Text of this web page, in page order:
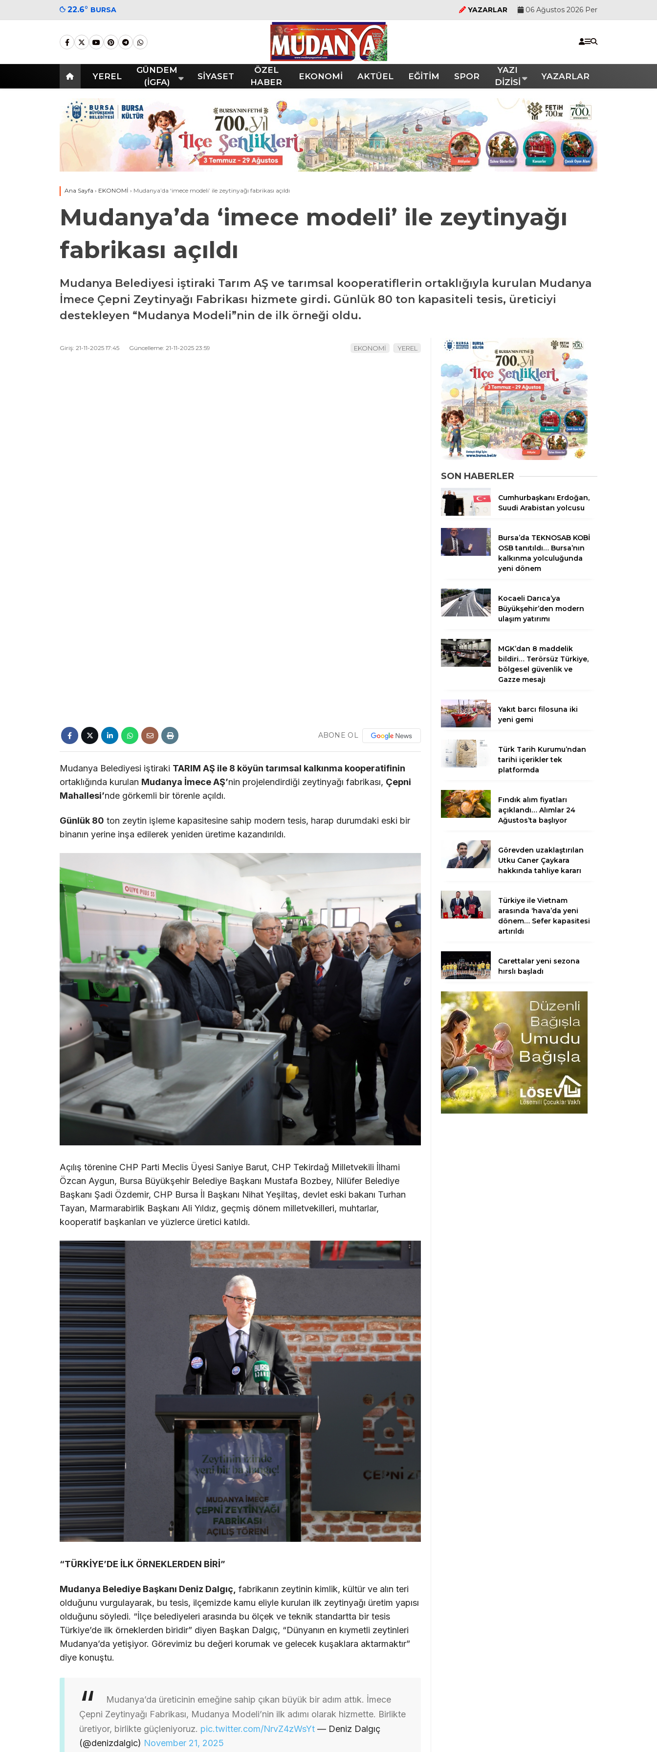
22.6° BURSA YAZARLAR 06 Ağustos 2026 Per
YEREL
GÜNDEM
(İGFA)
SİYASET
ÖZEL
HABER
EKONOMİ AKTÜEL EĞİTİM SPOR
YAZI
DİZİSİ
YAZARLAR
Ana Sayfa › EKONOMİ › Mudanya’da ‘imece modeli’ ile zeytinyağı fabrikası açıldı
Mudanya’da ‘imece modeli’ ile zeytinyağı
fabrikası açıldı
Mudanya Belediyesi iştiraki Tarım AŞ ve tarımsal kooperatiflerin ortaklığıyla kurulan Mudanya
İmece Çepni Zeytinyağı Fabrikası hizmete girdi. Günlük 80 ton kapasiteli tesis, üreticiyi
destekleyen “Mudanya Modeli”nin de ilk örneği oldu.
Giriş: 21-11-2025 17:45 Güncelleme: 21-11-2025 23:59 EKONOMİ YEREL
ABONE OL
Mudanya Belediyesi iştiraki TARIM AŞ ile 8 köyün tarımsal kalkınma kooperatifinin
ortaklığında kurulan Mudanya İmece AŞ’nin projelendirdiği zeytinyağı fabrikası, Çepni
Mahallesi’nde görkemli bir törenle açıldı.
Günlük 80 ton zeytin işleme kapasitesine sahip modern tesis, harap durumdaki eski bir
binanın yerine inşa edilerek yeniden üretime kazandırıldı.
Açılış törenine CHP Parti Meclis Üyesi Saniye Barut, CHP Tekirdağ Milletvekili İlhami
Özcan Aygun, Bursa Büyükşehir Belediye Başkanı Mustafa Bozbey, Nilüfer Belediye
Başkanı Şadi Özdemir, CHP Bursa İl Başkanı Nihat Yeşiltaş, devlet eski bakanı Turhan
Tayan, Marmarabirlik Başkanı Ali Yıldız, geçmiş dönem milletvekilleri, muhtarlar,
kooperatif başkanları ve yüzlerce üretici katıldı.
“TÜRKİYE’DE İLK ÖRNEKLERDEN BİRİ”
Mudanya Belediye Başkanı Deniz Dalgıç, fabrikanın zeytinin kimlik, kültür ve alın teri
olduğunu vurgulayarak, bu tesis, ilçemizde kamu eliyle kurulan ilk zeytinyağı üretim yapısı
olduğunu söyledi. “İlçe belediyeleri arasında bu ölçek ve teknik standartta bir tesis
Türkiye’de ilk örneklerden biridir” diyen Başkan Dalgıç, “Dünyanın en kıymetli zeytinleri
Mudanya’da yetişiyor. Görevimiz bu değeri korumak ve gelecek kuşaklara aktarmaktır”
diye konuştu.
Mudanya’da üreticinin emeğine sahip çıkan büyük bir adım attık. İmece
Çepni Zeytinyağı Fabrikası, Mudanya Modeli’nin ilk adımı olarak hizmette. Birlikte
üretiyor, birlikte güçleniyoruz. pic.twitter.com/NrvZ4zWsYt — Deniz Dalgıç
(@denizdalgic) November 21, 2025
SON HABERLER
Cumhurbaşkanı Erdoğan,
Suudi Arabistan yolcusu
Bursa’da TEKNOSAB KOBİ
OSB tanıtıldı… Bursa’nın
kalkınma yolculuğunda
yeni dönem
Kocaeli Darıca’ya
Büyükşehir’den modern
ulaşım yatırımı
MGK’dan 8 maddelik
bildiri… Terörsüz Türkiye,
bölgesel güvenlik ve
Gazze mesajı
Yakıt barcı filosuna iki
yeni gemi
Türk Tarih Kurumu’ndan
tarihi içerikler tek
platformda
Fındık alım fiyatları
açıklandı… Alımlar 24
Ağustos’ta başlıyor
Görevden uzaklaştırılan
Utku Caner Çaykara
hakkında tahliye kararı
Türkiye ile Vietnam
arasında ‘hava’da yeni
dönem… Sefer kapasitesi
artırıldı
Carettalar yeni sezona
hırslı başladı